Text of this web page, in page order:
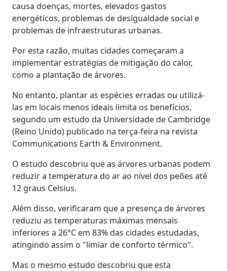
causa doenças, mortes, elevados gastos
energéticos, problemas de desigualdade social e
problemas de infraestruturas urbanas.
Por esta razão, muitas cidades começaram a
implementar estratégias de mitigação do calor,
como a plantação de árvores.
No entanto, plantar as espécies erradas ou utilizá-
las em locais menos ideais limita os benefícios,
segundo um estudo da Universidade de Cambridge
(Reino Unido) publicado na terça-feira na revista
Communications Earth & Environment.
O estudo descobriu que as árvores urbanas podem
reduzir a temperatura do ar ao nível dos peões até
12 graus Celsius.
Além disso, verificaram que a presença de árvores
reduziu as temperaturas máximas mensais
inferiores a 26°C em 83% das cidades estudadas,
atingindo assim o "limiar de conforto térmico".
Mas o mesmo estudo descobriu que esta